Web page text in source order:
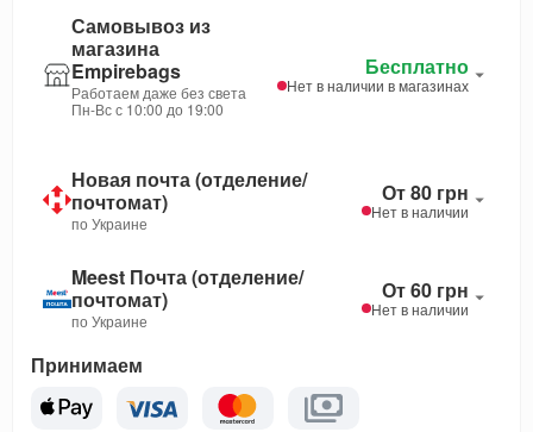
Самовывоз из
магазина
Empirebags
Работаем даже без света
Пн-Вс с 10:00 до 19:00
Бесплатно
Нет в наличии в магазинах
Новая почта (отделение/
почтомат)
по Украине
От 80 грн
Нет в наличии
Meest Почта (отделение/
почтомат)
по Украине
От 60 грн
Нет в наличии
Принимаем